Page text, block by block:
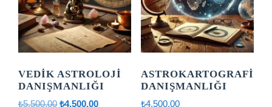
VEDIK ASTROLOJI
DANIŞMANLIĞI
₺5.500,00 Orijinal
₺4.500,00Şu
ASTROKARTOGRAFI
DANIŞMANLIĞI
₺4.500,00